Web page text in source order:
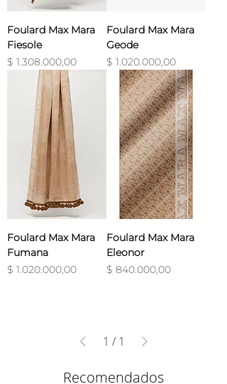
Foulard Max Mara
Fiesole
Precio
$ 1.308.000,00
Foulard Max Mara
Geode
Precio
$ 1.020.000,00
Foulard Max Mara
Fumana
Precio
$ 1.020.000,00
Foulard Max Mara
Eleonor
Precio
$ 840.000,00
1 / 1
Recomendados